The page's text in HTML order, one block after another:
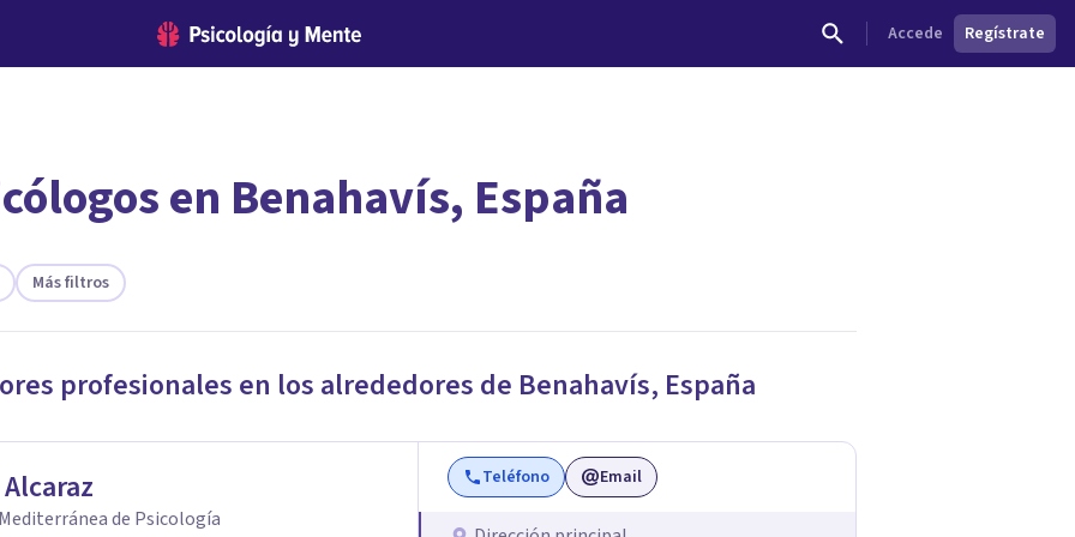
Accede Regístrate
el psicólogo adecuado?
en Benahavís, España
Más filtros
profesionales en los alrededores de Benahavís, España
de Psicología
Teléfono Email